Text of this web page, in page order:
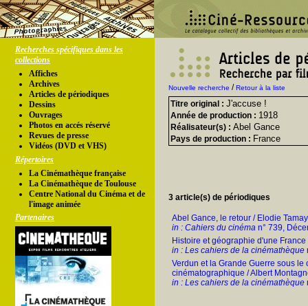
Recherches spécifiques dans les
collections
Affiches
Archives
Articles de périodiques
Dessins
Ouvrages
Photos en accés réservé
Revues de presse
Vidéos (DVD et VHS)
Répertoires
La Cinémathèque française
La Cinémathèque de Toulouse
Centre National du Cinéma et de
l'image animée
Partenaires
Nouvelle recherche /Retour à la liste
Titre original : J'accuse !
Année de production : 1918
Réalisateur(s) : Abel Gance
Pays de production : France
3 article(s) de périodiques
Abel Gance, le retour / Elodie
in : Cahiers du cinéma n° 739,
Histoire et géographie d'une
in : Les cahiers de la cinémathèque
Verdun et la Grande Guerre sous le
cinématographique / Albert
in : Les cahiers de la cinémathèque